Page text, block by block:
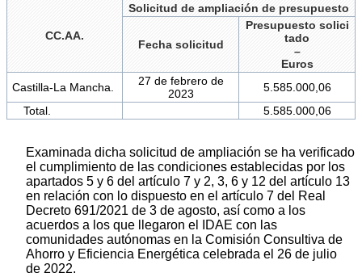
CC.AA.
Solicitud de ampliación de presupuesto
Fecha solicitud
Presupuesto solici
tado
–
Euros
Castilla-La Mancha.
27 de febrero de
2023
5.585.000,06
Total.
5.585.000,06
Examinada dicha solicitud de ampliación se ha verificado
el cumplimiento de las condiciones establecidas por los
apartados 5 y 6 del artículo 7 y 2, 3, 6 y 12 del artículo 13
en relación con lo dispuesto en el artículo 7 del Real
Decreto 691/2021 de 3 de agosto, así como a los
acuerdos a los que llegaron el IDAE con las
comunidades autónomas en la Comisión Consultiva de
Ahorro y Eficiencia Energética celebrada el 26 de julio
de 2022.